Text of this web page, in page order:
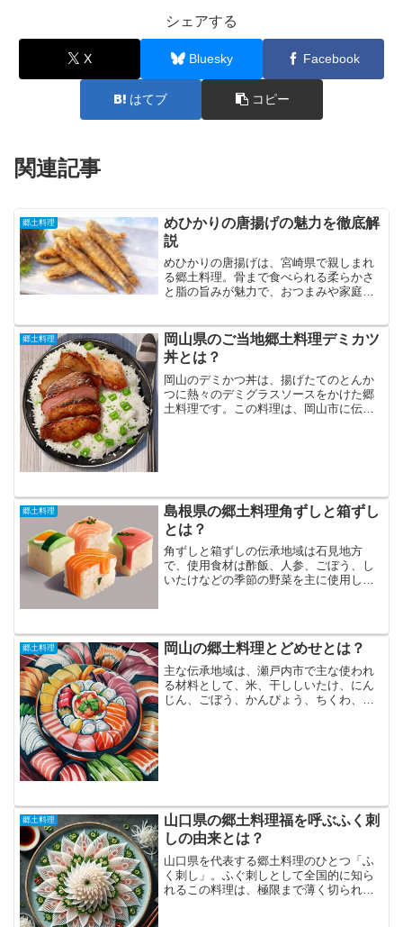
シェアする
X Bluesky Facebook
はてブ コピー
関連記事
郷土料理
めひかりの唐揚げの魅力を徹底解
説
めひかりの唐揚げは、宮崎県で親しまれ
る郷土料理。骨まで食べられる柔らかさ
と脂の旨みが魅力で、おつまみや家庭料
ツや簡単レシピ、アレンジ方法までわか
りやすく解説します。
郷土料理
岡山県のご当地郷土料理デミカツ
丼とは？
岡山のデミかつ丼は、揚げたてのとんか
つに熱々のデミグラスソースをかけた郷
土料理です。この料理は、岡山市に伝承
郷土料理
島根県の郷土料理角ずしと箱ずし
とは？
角ずしと箱ずしの伝承地域は石見地方
で、使用食材は酢飯、人参、ごぼう、し
いたけなどの季節の野菜を主に使用しま
し」は5cm角ほどの小さな...
郷土料理 岡山の郷土料理とどめせとは？
主な伝承地域は、瀬戸内市で主な使われ
る材料として、米、干ししいたけ、にん
じん、ごぼう、かんぴょう、ちくわ、干
郷土料理
山口県の郷土料理福を呼ぶふく刺
しの由来とは？
山口県を代表する郷土料理のひとつ「ふ
く刺し」。ふぐ刺しとして全国的に知ら
れるこの料理は、極限まで薄く切られた